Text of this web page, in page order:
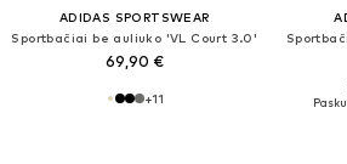
ADIDAS SPORTSWEAR
Sportbačiai be auliuko 'VL Court 3.0'
69,90 €
+11